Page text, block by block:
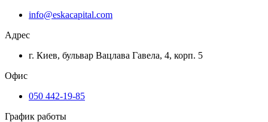
info@eskacapital.com
Адрес
г. Киев, бульвар Вацлава Гавела, 4, корп. 5
Офис
050 442-19-85
График работы